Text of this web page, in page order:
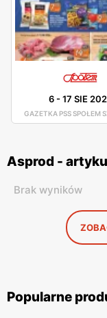
6-17 SIE
GAZETKA PSS SPOŁEM
Asprod -
Brak wyników
Popularne